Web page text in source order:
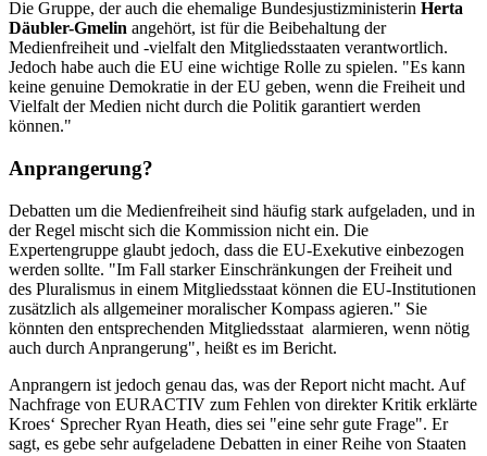
Die Gruppe, der auch die ehemalige Bundesjustizministerin Herta
Däubler-Gmelin angehört, ist für die Beibehaltung der
Medienfreiheit und -vielfalt den Mitgliedsstaaten verantwortlich.
Jedoch habe auch die EU eine wichtige Rolle zu spielen. "Es kann
keine genuine Demokratie in der EU geben, wenn die Freiheit und
Vielfalt der Medien nicht durch die Politik garantiert werden
können."
Anprangerung?
Debatten um die Medienfreiheit sind häufig stark aufgeladen, und in
der Regel mischt sich die Kommission nicht ein. Die
Expertengruppe glaubt jedoch, dass die EU-Exekutive einbezogen
werden sollte. "Im Fall starker Einschränkungen der Freiheit und
des Pluralismus in einem Mitgliedsstaat können die EU-Institutionen
zusätzlich als allgemeiner moralischer Kompass agieren." Sie
könnten den entsprechenden Mitgliedsstaat alarmieren, wenn nötig
auch durch Anprangerung", heißt es im Bericht.
Anprangern ist jedoch genau das, was der Report nicht macht. Auf
Nachfrage von EURACTIV zum Fehlen von direkter Kritik erklärte
Kroes‘ Sprecher Ryan Heath, dies sei "eine sehr gute Frage". Er
sagt, es gebe sehr aufgeladene Debatten in einer Reihe von Staaten